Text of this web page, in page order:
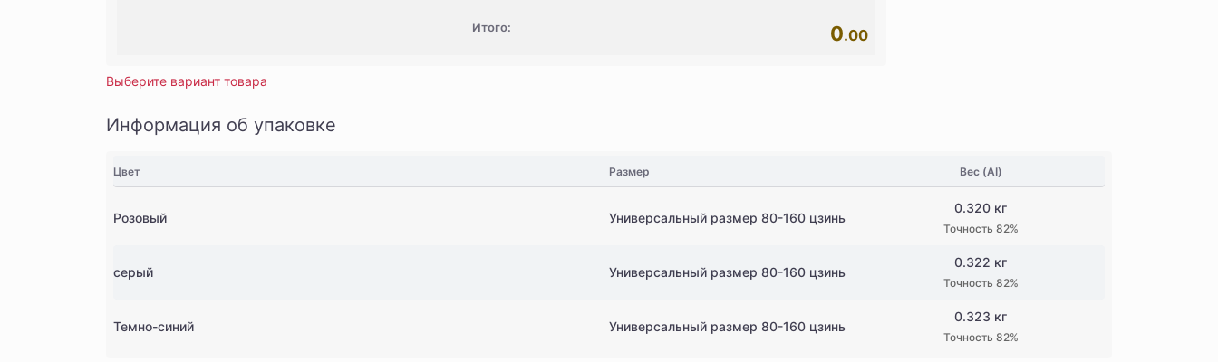
Итого: 0.00
Выберите вариант товара
Информация об упаковке
Цвет Размер Вес (AI)
Розовый Универсальный размер 80-160 цзинь
0.320 кг
Точность 82%
серый Универсальный размер 80-160 цзинь
0.322 кг
Точность 82%
Темно-синий Универсальный размер 80-160 цзинь
0.323 кг
Точность 82%